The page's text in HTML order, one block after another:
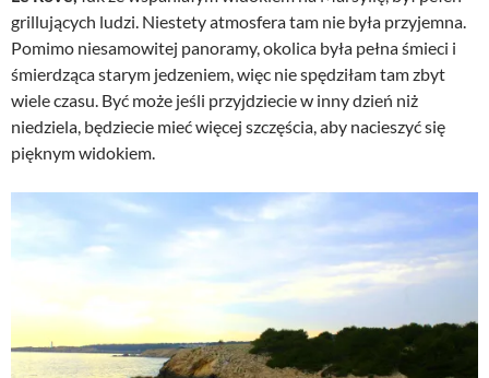
grillujących ludzi. Niestety atmosfera tam nie była przyjemna.
Pomimo niesamowitej panoramy, okolica była pełna śmieci i
śmierdząca starym jedzeniem, więc nie spędziłam tam zbyt
wiele czasu. Być może jeśli przyjdziecie w inny dzień niż
niedziela, będziecie mieć więcej szczęścia, aby nacieszyć się
pięknym widokiem.